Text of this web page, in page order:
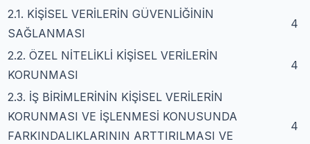
2.1. KİŞİSEL VERİLERİN GÜVENLİĞİNİN
SAĞLANMASI
4
2.2. ÖZEL NİTELİKLİ KİŞİSEL VERİLERİN
KORUNMASI
4
2.3. İŞ BİRİMLERİNİN KİŞİSEL VERİLERİN
KORUNMASI VE İŞLENMESİ KONUSUNDA
FARKINDALIKLARININ ARTTIRILMASI VE
4